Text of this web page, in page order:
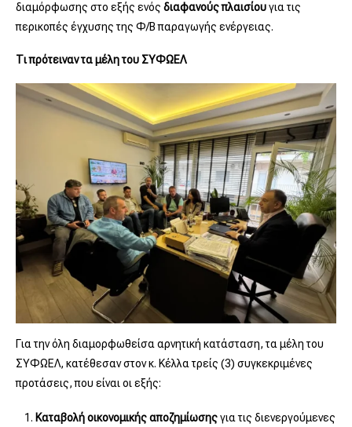
διαμόρφωσης στο εξής ενός διαφανούς πλαισίουγια τις
περικοπές έγχυσης της Φ/Β παραγωγής ενέργειας.
Τι πρότειναν τα μέλη του ΣΥΦΩΕΛ
Για την όλη διαμορφωθείσα αρνητική κατάσταση, τα μέλη του
ΣΥΦΩΕΛ, κατέθεσαν στον κ. Κέλλα τρείς (3) συγκεκριμένες
προτάσεις, που είναι οι εξής:
Καταβολή οικονομικής αποζημίωσηςγια τις διενεργούμενες